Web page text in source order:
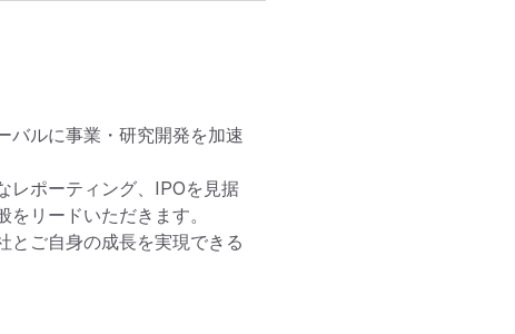
バルに事業・研究開発を加速
レポーティング、IPOを見据
リードいただきます。
とご自身の成長を実現できる